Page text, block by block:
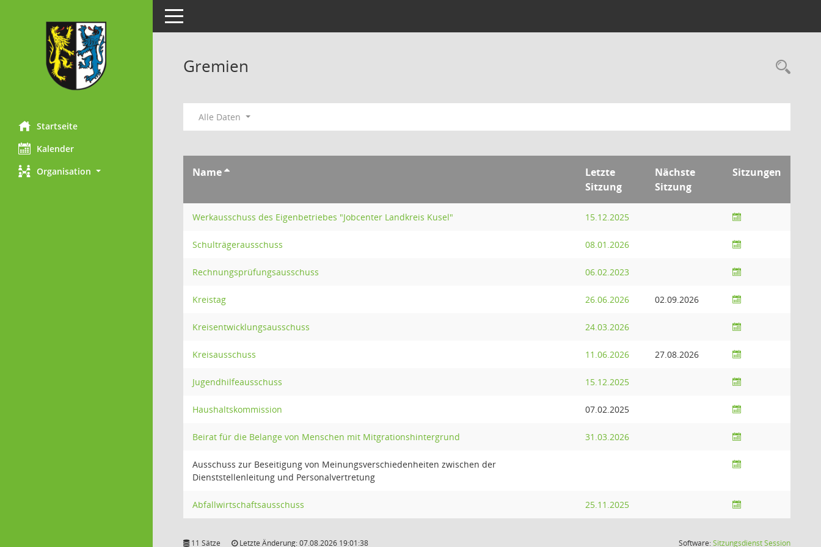
Startseite
Kalender
Organisation
Toggle navigation
Gremien
Alle Daten
Name
Letzte
Sitzung
Nächste
Sitzung
Sitzungen
Werkausschuss des Eigenbetriebes "Jobcenter Landkreis Kusel" 15.12.2025
Schulträgerausschuss 08.01.2026
Rechnungsprüfungsausschuss 06.02.2023
Kreistag 26.06.2026 02.09.2026
Kreisentwicklungsausschuss 24.03.2026
Kreisausschuss 11.06.2026 27.08.2026
Jugendhilfeausschuss 15.12.2025
Haushaltskommission 07.02.2025
Beirat für die Belange von Menschen mit Mitgrationshintergrund 31.03.2026
Ausschuss zur Beseitigung von Meinungsverschiedenheiten zwischen der
Dienststellenleitung und Personalvertretung
Abfallwirtschaftsausschuss 25.11.2025
11 Sätze Letzte Änderung: 07.08.2026 19:01:38 Software:SitzungsdienstSession(Wird in